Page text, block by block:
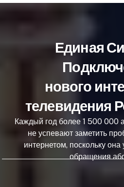
Единая
нового
телевидения
Каждый год более 1 500 000
не успевают заметить
интернетом, поскольку
обращения